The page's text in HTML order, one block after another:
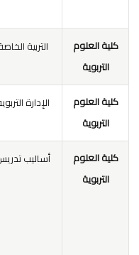
كلية العلوم
التربوية
التربية
كلية العلوم
التربوية
الإدارة
كلية العلوم
التربوية
أساليب